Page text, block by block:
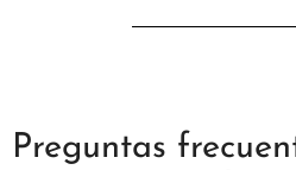
Preguntas